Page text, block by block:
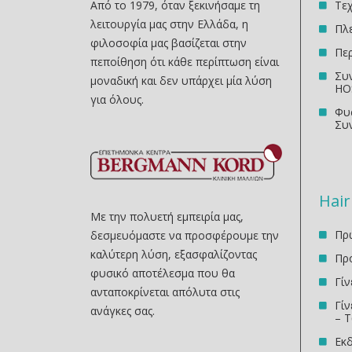
Από το 1979, όταν ξεκινήσαμε τη
λειτουργία μας στην Ελλάδα, η
φιλοσοφία μας βασίζεται στην
πεποίθηση ότι κάθε περίπτωση είναι
μοναδική και δεν υπάρχει μία λύση
για όλους.
Με την πολυετή εμπειρία μας,
δεσμευόμαστε να προσφέρουμε την
καλύτερη λύση, εξασφαλίζοντας
φυσικό αποτέλεσμα που θα
ανταποκρίνεται απόλυτα στις
ανάγκες σας.
–